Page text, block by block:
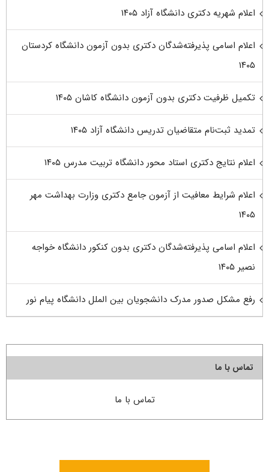
اعلام شهریه دکتری دانشگاه آزاد ۱۴۰۵
اعلام اسامی پذیرفته‌شدگان دکتری بدون آزمون دانشگاه کردستان
۱۴۰۵
تکمیل ظرفیت دکتری بدون آزمون دانشگاه کاشان ۱۴۰۵
تمدید ثبت‌نام متقاضیان تدریس دانشگاه آزاد ۱۴۰۵
اعلام نتایج دکتری استاد محور دانشگاه تربیت مدرس ۱۴۰۵
اعلام شرایط معافیت از آزمون جامع دکتری وزارت بهداشت مهر
۱۴۰۵
اعلام اسامی پذیرفته‌شدگان دکتری بدون کنکور دانشگاه خواجه
نصیر ۱۴۰۵
رفع مشکل صدور مدرک دانشجویان بین الملل دانشگاه پیام نور
تماس با ما
تماس با ما